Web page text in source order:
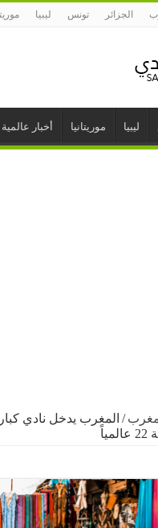
الجزائر تونس ليبيا
ليبيا موريتانيا أخبار عالمية
/